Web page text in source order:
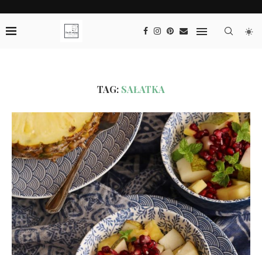
TAG: SAŁATKA